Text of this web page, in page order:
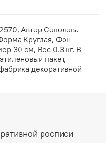
Автор Соколова
Круглая, Фон
30 см, Вес 0.3 кг, В
пакет,
декоративной
росписи